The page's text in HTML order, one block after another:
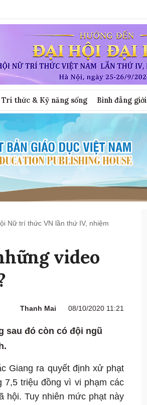
Tri thức & Kỹ năng sống Bình đẳng giới
Nữ trí thức VN lần thứ IV, nhiệm
video
Thanh Mai 08/10/2020 11:21
sau đó còn có đội ngũ
Giang ra quyết định xử phạt
7,5 triệu đồng vì vi phạm các
hội. Tuy nhiên mức phạt này